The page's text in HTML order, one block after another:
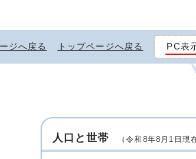
ジへ戻る トップページへ戻る PC表
人口と世帯 （令和8年8月1日現